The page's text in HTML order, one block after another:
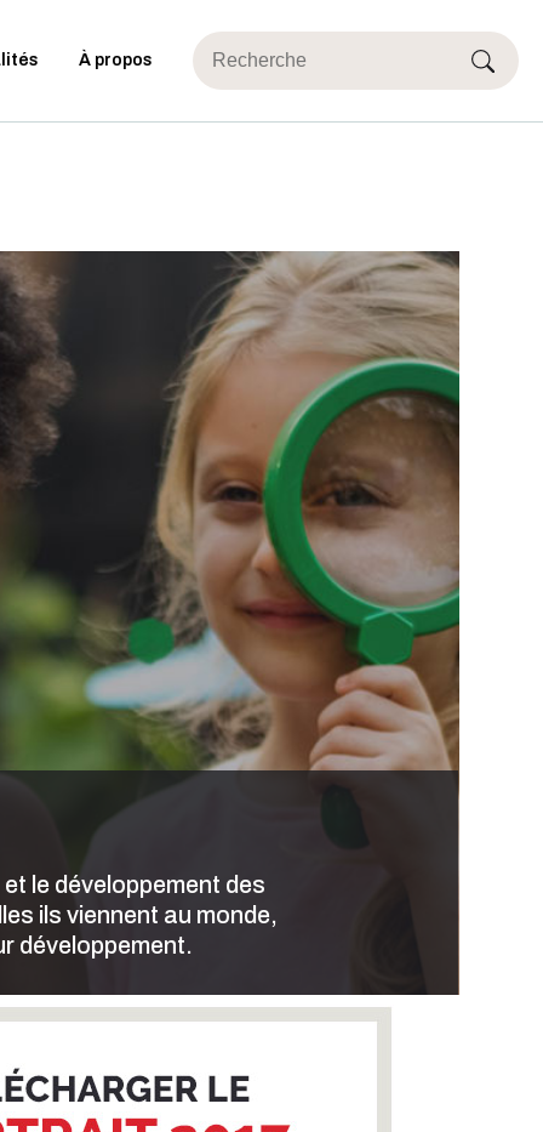
À propos
le développement des
ils viennent au monde,
développement.